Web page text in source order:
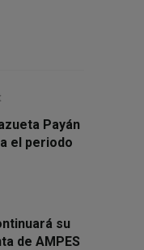
Payán
el periodo
su
de AMPES